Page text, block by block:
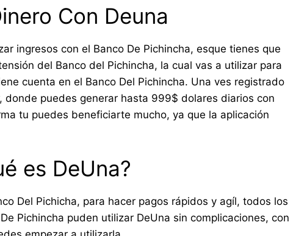
Con Deuna
ingresos con el Banco De Pichincha, esque tienes que
del Banco del Pichincha, la cual vas a utilizar para
cuenta en el Banco Del Pichincha. Una ves registrado
puedes generar hasta 999$ dolares diarios con
tu puedes beneficiarte mucho, ya que la aplicación
es DeUna?
Del Pichicha, para hacer pagos rápidos y agíl, todos los
Pichincha puden utilizar DeUna sin complicaciones, con